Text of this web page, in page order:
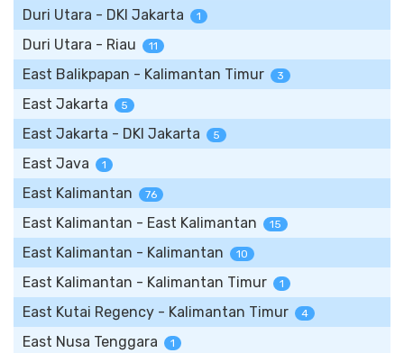
Duri Utara - DKI Jakarta 1
Duri Utara - Riau 11
East Balikpapan - Kalimantan Timur 3
East Jakarta 5
East Jakarta - DKI Jakarta 5
East Java 1
East Kalimantan 76
East Kalimantan - East Kalimantan 15
East Kalimantan - Kalimantan 10
East Kalimantan - Kalimantan Timur 1
East Kutai Regency - Kalimantan Timur 4
East Nusa Tenggara 1